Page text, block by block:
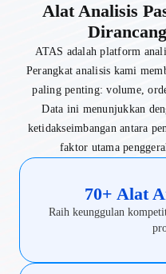
Alat Analisis
ATAS adalah platform
Perangkat analisis kami
paling penting: volume,
Data ini menunjukkan
ketidakseimbangan antara
faktor utama
70+ Alat
Raih keunggulan